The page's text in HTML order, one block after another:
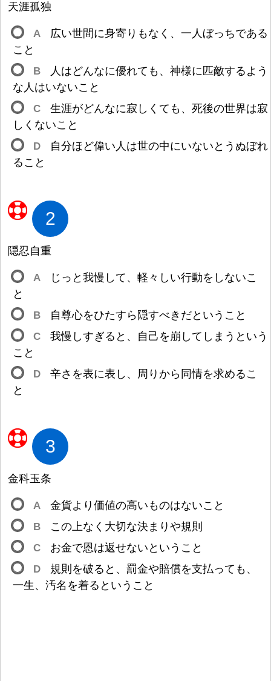
天涯孤独
A 広い世間に身寄 りもなく、 一 人ぼっちである
こと
B
人 はどんなに優れても、 神様に 匹敵するよう
な 人 はいないこと
C
生涯がどんなに寂 しくても、 死後の世界は寂
しくないこと
D
自分ほど偉い 人 は世の中にいないとうぬぼれ
ること
2
隠忍自重
A じっと 我慢 して、 軽 々 しい行動をしないこ
と
B
自尊心をひたすら 隠すべきだということ
C
我慢 しすぎると、 自 己 を 崩 してしまうという
こと
D
辛さを表に表 し、 周 りから 同情を求めるこ
と
3
金科玉条
A 金貨より 価値の高いものはないこと
B
この上なく 大切 な決まりや規則
C
お金で恩は返せないということ
D
規則 を破ると、 罰金や賠償を支払っても、
一生 、 汚名 を着るということ